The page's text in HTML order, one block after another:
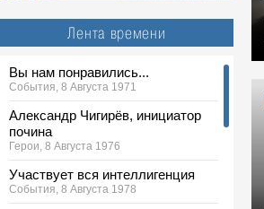
Лента времени
Вы нам понравились...
События, 8 Августа 1971
Александр Чигирёв, инициатор
почина
Герои, 8 Августа 1976
Участвует вся интеллигенция
События, 8 Августа 1978